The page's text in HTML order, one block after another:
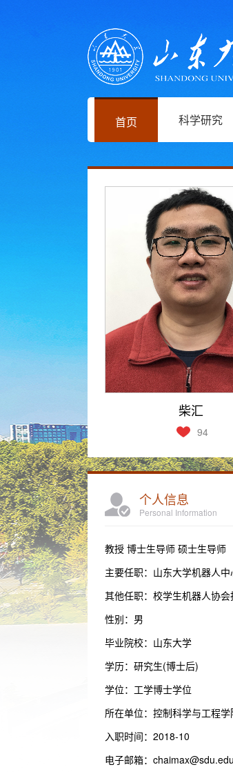
首页 科学研究
柴汇
94
个人信息
Personal Information
教授 博士生导师 硕士生导师
主要任职：山东大学机器人
其他任职：校学生机器人协
性别：男
毕业院校：山东大学
学历：研究生(博士后)
学位：工学博士学位
所在单位：控制科学与工程学
入职时间：2018-10
电子邮箱：